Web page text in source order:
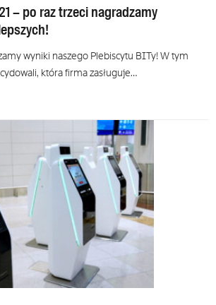
– po raz trzeci nagradzamy
wyniki naszego Plebiscytu BITy! W tym
która firma zasługuje…